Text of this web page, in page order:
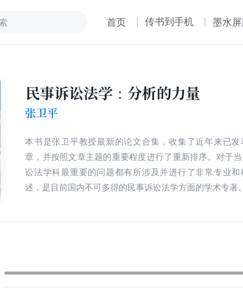
首页 传书到手机 墨水
民事诉讼法学：分析的力量
张卫平
本书是张卫平教授最新的论文合集，收集了近年来已
章，并按照文章主题的重要程度进行了重新排序。对于
讼法学科最重要的问题都有所涉及并进行了非常专业
述，是目前国内不可多得的民事诉讼法学方面的学术专著